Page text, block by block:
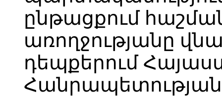
ընթացքում
առողջությանը
դեպքերում
Հանրապետության